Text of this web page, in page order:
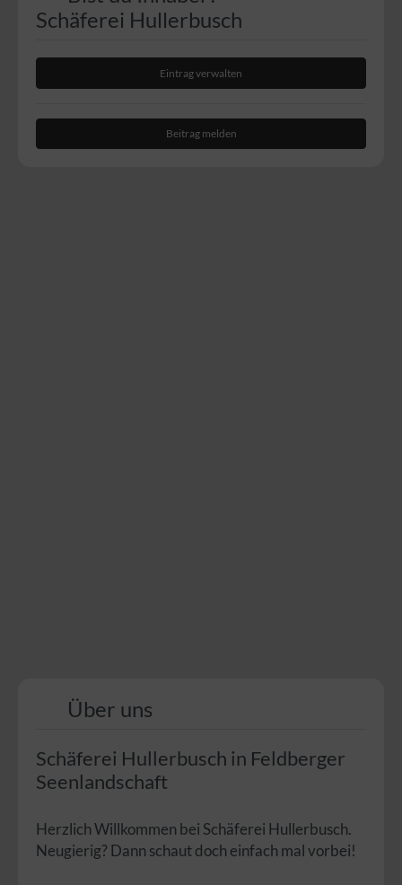
Schäferei Hullerbusch
Eintrag verwalten
Beitrag melden
Über uns
Schäferei Hullerbusch in Feldberger
Seenlandschaft
Herzlich Willkommen bei Schäferei Hullerbusch.
Neugierig? Dann schaut doch einfach mal vorbei!